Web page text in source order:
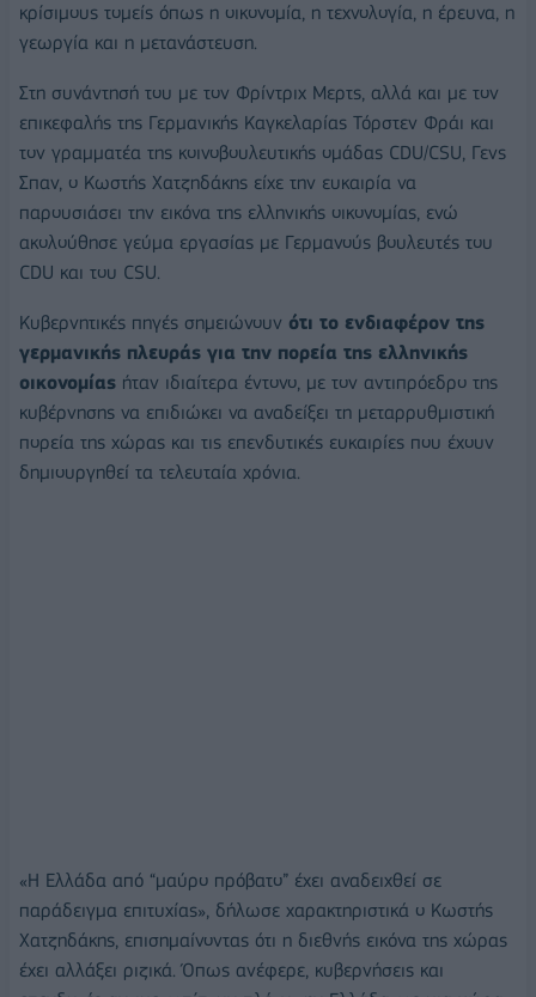
κρίσιμους τομείς όπως η οικονομία, η τεχνολογία, η έρευνα, η
γεωργία και η μετανάστευση.
Στη συνάντησή του με τον Φρίντριχ Μερτς, αλλά και με τον
επικεφαλής της Γερμανικής Καγκελαρίας Τόρστεν Φράι και
τον γραμματέα της κοινοβουλευτικής ομάδας CDU/CSU, Γενς
Σπαν, ο Κωστής Χατζηδάκης είχε την ευκαιρία να
παρουσιάσει την εικόνα της ελληνικής οικονομίας, ενώ
ακολούθησε γεύμα εργασίας με Γερμανούς βουλευτές του
CDU και του CSU.
Κυβερνητικές πηγές σημειώνουν ότι το ενδιαφέρον της
γερμανικής πλευράς για την πορεία της ελληνικής
οικονομίας ήταν ιδιαίτερα έντονο, με τον αντιπρόεδρο της
κυβέρνησης να επιδιώκει να αναδείξει τη μεταρρυθμιστική
πορεία της χώρας και τις επενδυτικές ευκαιρίες που έχουν
δημιουργηθεί τα τελευταία χρόνια.
«Η Ελλάδα από “μαύρο πρόβατο” έχει αναδειχθεί σε
παράδειγμα επιτυχίας», δήλωσε χαρακτηριστικά ο Κωστής
Χατζηδάκης, επισημαίνοντας ότι η διεθνής εικόνα της χώρας
έχει αλλάξει ριζικά. Όπως ανέφερε, κυβερνήσεις και